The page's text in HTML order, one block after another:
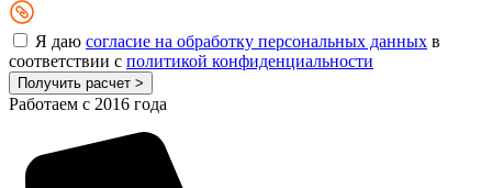
Я даю согласие на обработку персональных данных в
соответствии с политикой конфиденциальности
Получить расчет >
Работаем с 2016 года